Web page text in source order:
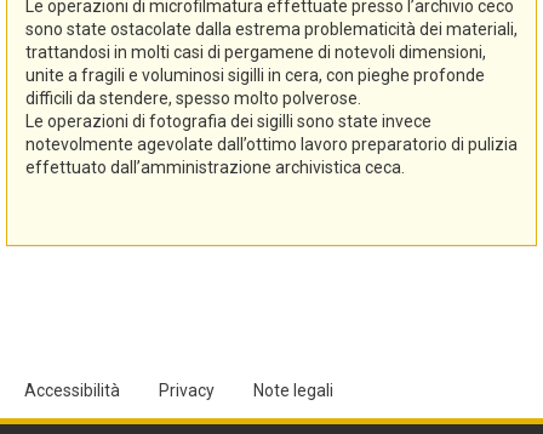
Le operazioni di microfilmatura effettuate presso l’archivio ceco
sono state ostacolate dalla estrema problematicità dei materiali,
trattandosi in molti casi di pergamene di notevoli dimensioni,
unite a fragili e voluminosi sigilli in cera, con pieghe profonde
difficili da stendere, spesso molto polverose.
Le operazioni di fotografia dei sigilli sono state invece
notevolmente agevolate dall’ottimo lavoro preparatorio di pulizia
effettuato dall’amministrazione archivistica ceca.
Accessibilità Privacy Note legali